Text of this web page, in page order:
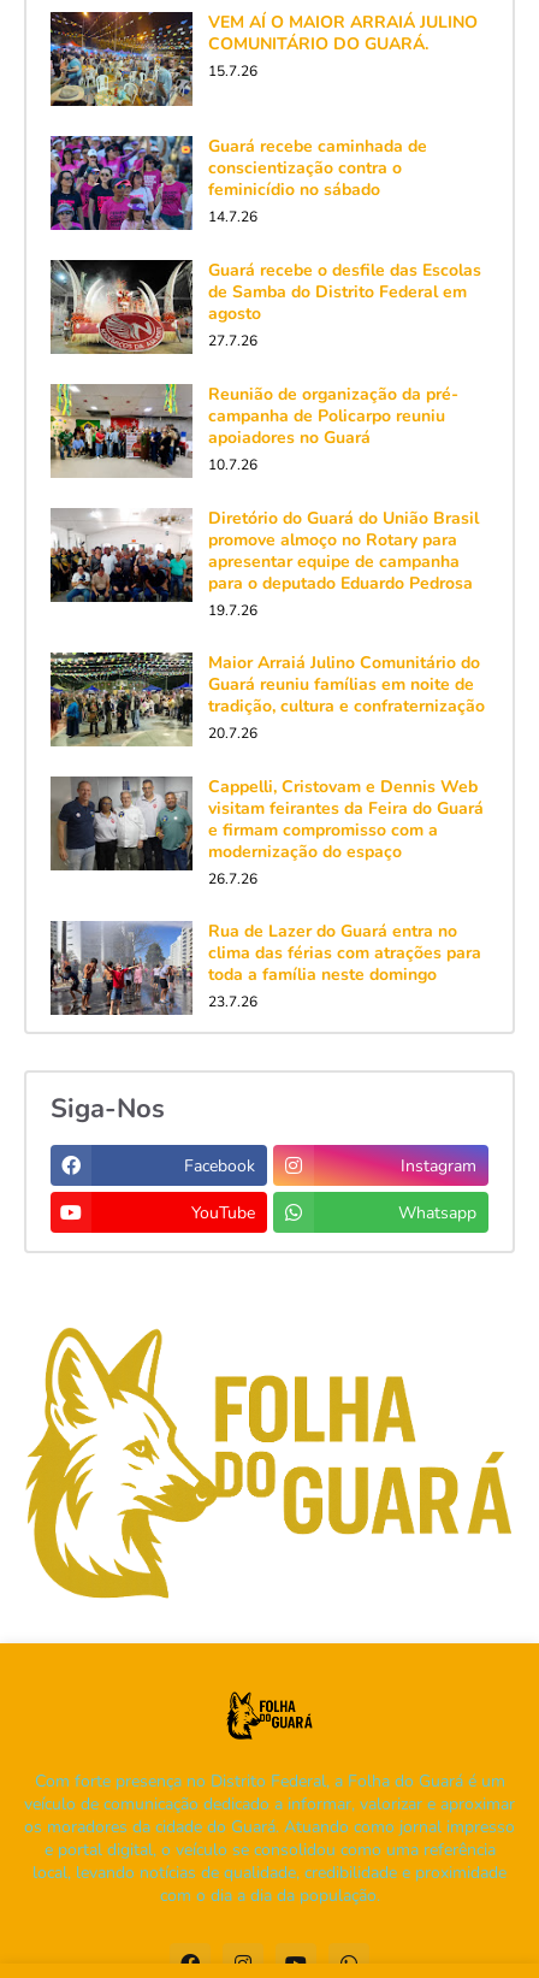
VEM AÍ O MAIOR ARRAIÁ JULINO
COMUNITÁRIO DO GUARÁ.
15.7.26
Guará recebe caminhada de
conscientização contra o
feminicídio no sábado
14.7.26
Guará recebe o desfile das Escolas
de Samba do Distrito Federal em
agosto
27.7.26
Reunião de organização da pré-
campanha de Policarpo reuniu
apoiadores no Guará
10.7.26
Diretório do Guará do União Brasil
promove almoço no Rotary para
apresentar equipe de campanha
para o deputado Eduardo Pedrosa
19.7.26
Maior Arraiá Julino Comunitário do
Guará reuniu famílias em noite de
tradição, cultura e confraternização
20.7.26
Cappelli, Cristovam e Dennis Web
visitam feirantes da Feira do Guará
e firmam compromisso com a
modernização do espaço
26.7.26
Rua de Lazer do Guará entra no
clima das férias com atrações para
toda a família neste domingo
23.7.26
Siga-Nos
Facebook Instagram
YouTube Whatsapp
Com forte presença no Distrito Federal, a Folha do Guará é um
veículo de comunicação dedicado a informar, valorizar e aproximar
os moradores da cidade do Guará. Atuando como jornal impresso
e portal digital, o veículo se consolidou como uma referência
local, levando notícias de qualidade, credibilidade e proximidade
com o dia a dia da população.